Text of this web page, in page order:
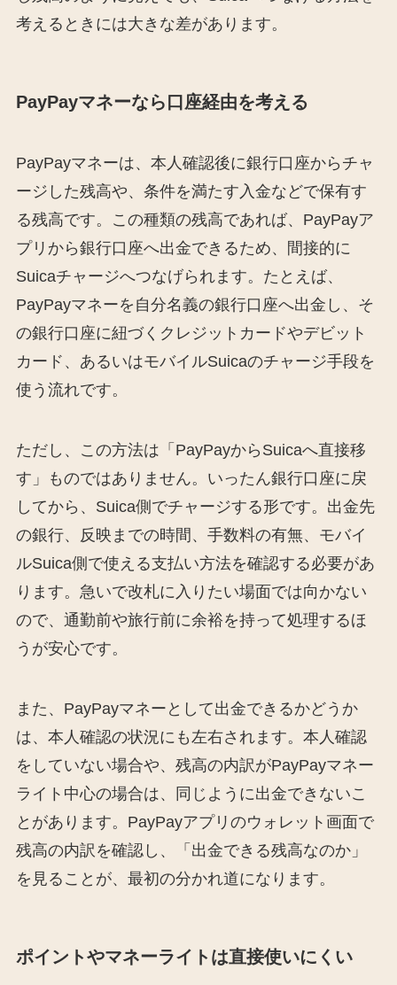
考えるときには大きな差があります。
PayPayマネーなら口座経由を考える
PayPayマネーは、本人確認後に銀行口座からチャ
ージした残高や、条件を満たす入金などで保有す
る残高です。この種類の残高であれば、PayPayア
プリから銀行口座へ出金できるため、間接的に
Suicaチャージへつなげられます。たとえば、
PayPayマネーを自分名義の銀行口座へ出金し、そ
の銀行口座に紐づくクレジットカードやデビット
カード、あるいはモバイルSuicaのチャージ手段を
使う流れです。
ただし、この方法は「PayPayからSuicaへ直接移
す」ものではありません。いったん銀行口座に戻
してから、Suica側でチャージする形です。出金先
の銀行、反映までの時間、手数料の有無、モバイ
ルSuica側で使える支払い方法を確認する必要があ
ります。急いで改札に入りたい場面では向かない
ので、通勤前や旅行前に余裕を持って処理するほ
うが安心です。
また、PayPayマネーとして出金できるかどうか
は、本人確認の状況にも左右されます。本人確認
をしていない場合や、残高の内訳がPayPayマネー
ライト中心の場合は、同じように出金できないこ
とがあります。PayPayアプリのウォレット画面で
残高の内訳を確認し、「出金できる残高なのか」
を見ることが、最初の分かれ道になります。
ポイントやマネーライトは直接使いにくい